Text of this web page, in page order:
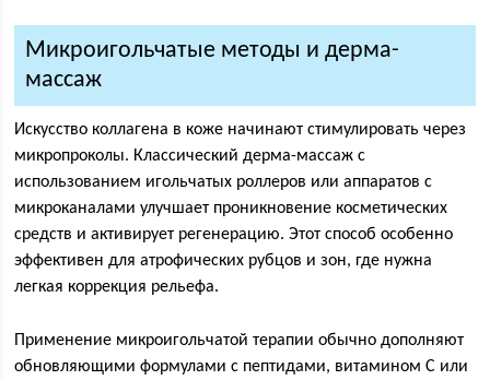
Микроигольчатые методы и дерма-
массаж
Искусство коллагена в коже начинают стимулировать через
микропроколы. Классический дерма-массаж с
использованием игольчатых роллеров или аппаратов с
микроканалами улучшает проникновение косметических
средств и активирует регенерацию. Этот способ особенно
эффективен для атрофических рубцов и зон, где нужна
легкая коррекция рельефа.
Применение микроигольчатой терапии обычно дополняют
обновляющими формулами с пептидами, витамином С или